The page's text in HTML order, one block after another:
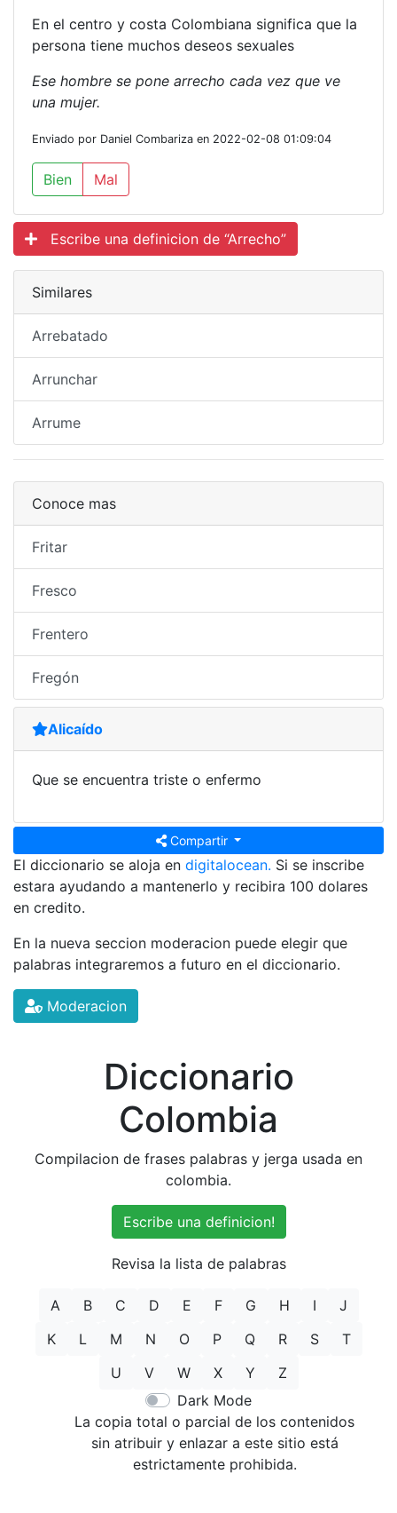
En el centro y costa Colombiana significa que la
persona tiene muchos deseos sexuales
Ese hombre se pone arrecho cada vez que ve
una mujer.
Enviado por Daniel Combariza en 2022-02-08 01:09:04
Bien Mal
Escribe una definicion de “Arrecho”
Similares
Arrebatado
Arrunchar
Arrume
Conoce mas
Fritar
Fresco
Frentero
Fregón
Alicaído
Que se encuentra triste o enfermo
Compartir
El diccionario se aloja en digitalocean. Si se inscribe
estara ayudando a mantenerlo y recibira 100 dolares
en credito.
En la nueva seccion moderacion puede elegir que
palabras integraremos a futuro en el diccionario.
Moderacion
Diccionario
Colombia
Compilacion de frases palabras y jerga usada en
colombia.
Escribe una definicion!
Revisa la lista de palabras
A B C D E F G H I
J
K
L M N O P Q R S
T
U
V W X Y
Z
Dark Mode
La copia total o parcial de los contenidos
sin atribuir y enlazar a este sitio está
estrictamente prohibida.